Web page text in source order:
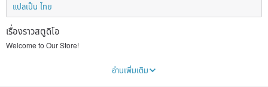
แปลเป็น ไทย
เรื่องราวสตูดิโอ
Welcome to Our Store!
🐱 Cat and Cute Animals Watercolor Wallpaper Shop 🐾
อ่านเพิ่มเติม